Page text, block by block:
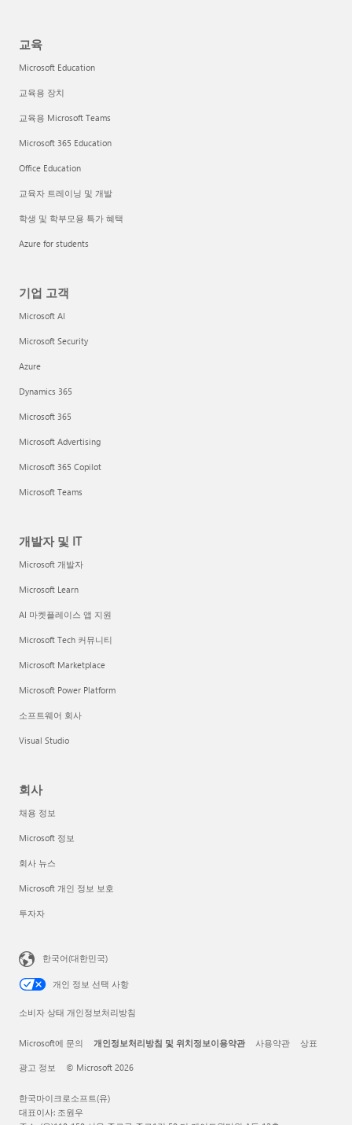
교육
Microsoft Education
교육용 장치
교육용 Microsoft Teams
Microsoft 365 Education
Office Education
교육자 트레이닝 및 개발
학생 및 학부모용 특가 혜택
Azure for students
기업 고객
Microsoft AI
Microsoft Security
Azure
Dynamics 365
Microsoft 365
Microsoft Advertising
Microsoft 365 Copilot
Microsoft Teams
개발자 및 IT
Microsoft 개발자
Microsoft Learn
AI 마켓플레이스 앱 지원
Microsoft Tech 커뮤니티
Microsoft Marketplace
Microsoft Power Platform
소프트웨어 회사
Visual Studio
회사
채용 정보
Microsoft 정보
회사 뉴스
Microsoft 개인 정보 보호
투자자
한국어(대한민국)
개인 정보 선택 사항
소비자 상태 개인정보처리방침
Microsoft에 문의 개인정보처리방침 및 위치정보이용약관 사용약관 상표
광고 정보 © Microsoft 2026
한국마이크로소프트(유)
대표이사: 조원우